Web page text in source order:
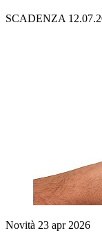
SCADENZA
Novità 23 apr 2026